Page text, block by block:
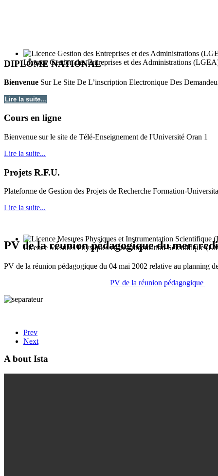
Licence Gestion des Entreprises et des Administrations
Licence Mesures Physiques et Instrumentation Scientifique
DIPLÔME NATIONAL
Bienvenue Sur Le Site De L’inscription Electronique Des
Lire la suite...
Cours en ligne
Bienvenue sur le site de Télé-Enseignement de l'Université Oran 1
Lire la suite...
Projets R.F.U.
Plateforme de Gestion des Projets de Recherche Formation-
Lire la suite...
PV de la réunion pédagogique du
PV de la réunion pédagogique du 04 mai 2002 relative au planning
PV de la réunion pédagogique
Prev
Next
A bout Ista